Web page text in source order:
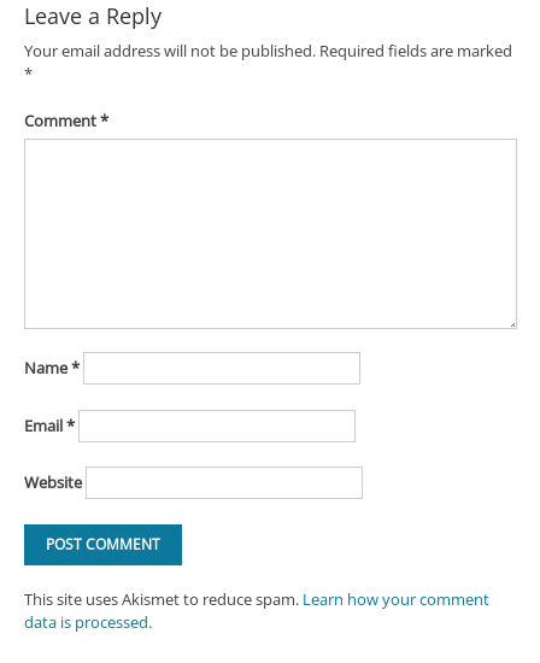
Leave a Reply
Your email address will not be published. Required fields are marked
*
Comment*
Name*
Email*
Website
This site uses Akismet to reduce spam. Learn how your comment
data is processed.